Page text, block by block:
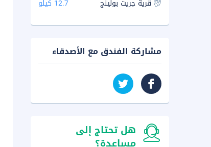
قرية جريت بولينج 12.7 كيلو
مشاركة الفندق مع الأصدقاء
هل تحتاج إلى
مساعدة؟